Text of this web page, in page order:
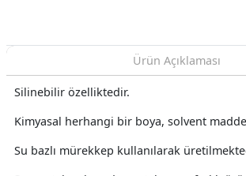
Ürün Açıklaması
Silinebilir özelliktedir.
Kimyasal herhangi bir boya, solvent
Su bazlı mürekkep kullanılarak